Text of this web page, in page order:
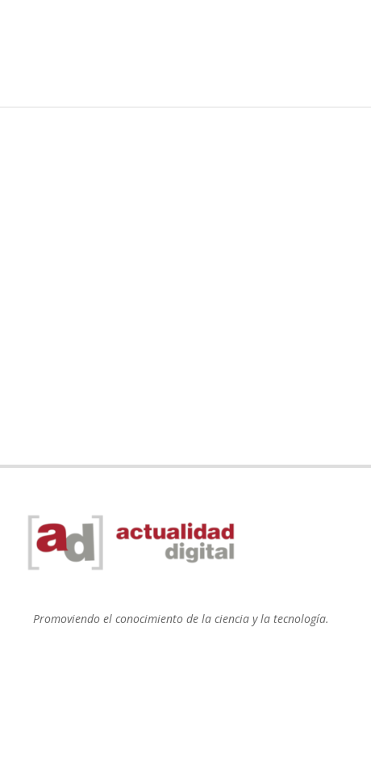
Promoviendo el conocimiento de la ciencia y la tecnología.